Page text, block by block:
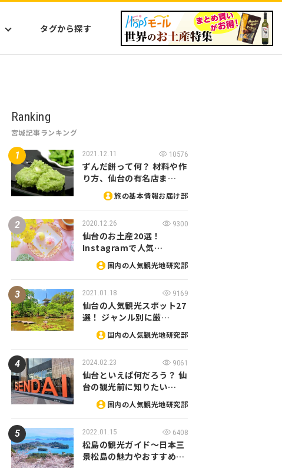
タグから探す
Ranking
宮城記事ランキング
2021.12.11 10576
ずんだ餅って何？ 材料や作
り方、仙台の有名店ま…
旅の基本情報お届け部
2020.12.26 9300
仙台のお土産20選！
Instagramで人気…
国内の人気観光地研究部
2021.01.18 9169
仙台の人気観光スポット27
選！ ジャンル別に厳…
国内の人気観光地研究部
2024.02.23 9061
仙台といえば何だろう？ 仙
台の観光前に知りたい…
国内の人気観光地研究部
2022.01.15 6408
松島の観光ガイド～日本三
景松島の魅力やおすすめ…